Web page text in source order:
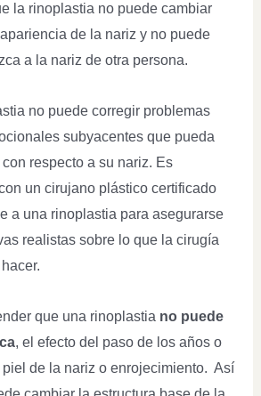
la rinoplastia no puede cambiar
de la nariz y no puede
a la nariz de otra persona.
no puede corregir problemas
subyacentes que pueda
respecto a su nariz. Es
un cirujano plástico certificado
a una rinoplastia para asegurarse
realistas sobre lo que la cirugía
que una rinoplastia no puede
, el efecto del paso de los años o
piel de la nariz o enrojecimiento. Así